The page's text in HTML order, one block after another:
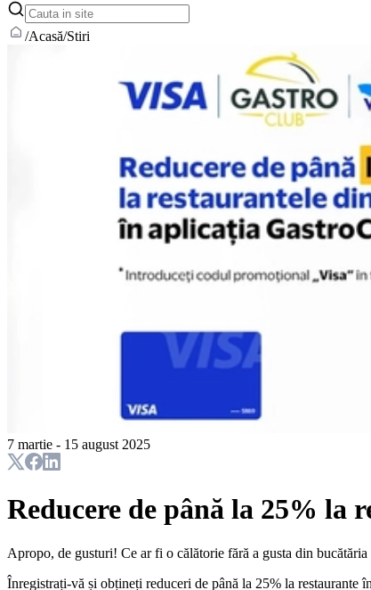
/Acasă/Stiri
7 martie - 15 august 2025
Reducere de până la 25% la
Apropo, de gusturi! Ce ar fi o călătorie fără a gusta din
Înregistrați-vă și obțineți reduceri de până la 25% la restaurante